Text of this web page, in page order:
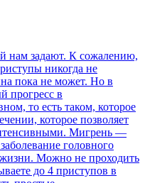
нам задают. К сожалению,
никогда не
пока не может. Но в
прогресс в
то есть таком, которое
которое позволяет
Мигрень —
головного
Можно не проходить
до 4 приступов в